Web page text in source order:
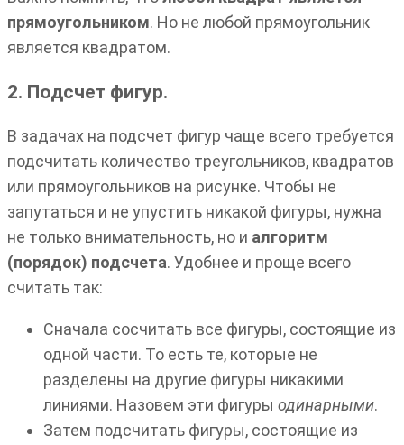
прямоугольником. Но не любой прямоугольник
является квадратом.
2. Подсчет фигур.
В задачах на подсчет фигур чаще всего требуется
подсчитать количество треугольников, квадратов
или прямоугольников на рисунке. Чтобы не
запутаться и не упустить никакой фигуры, нужна
не только внимательность, но и алгоритм
(порядок) подсчета. Удобнее и проще всего
считать так:
Сначала сосчитать все фигуры, состоящие из
одной части. То есть те, которые не
разделены на другие фигуры никакими
линиями. Назовем эти фигуры одинарными.
Затем подсчитать фигуры, состоящие из